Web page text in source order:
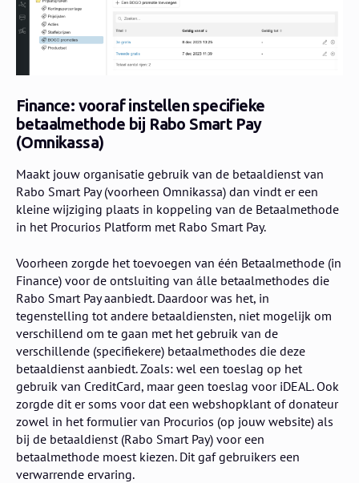
Finance: vooraf instellen specifieke
betaalmethode bij Rabo Smart Pay
(Omnikassa)
Maakt jouw organisatie gebruik van de betaaldienst van
Rabo Smart Pay (voorheen Omnikassa) dan vindt er een
kleine wijziging plaats in koppeling van de Betaalmethode
in het Procurios Platform met Rabo Smart Pay.
Voorheen zorgde het toevoegen van één Betaalmethode (in
Finance) voor de ontsluiting van álle betaalmethodes die
Rabo Smart Pay aanbiedt. Daardoor was het, in
tegenstelling tot andere betaaldiensten, niet mogelijk om
verschillend om te gaan met het gebruik van de
verschillende (specifiekere) betaalmethodes die deze
betaaldienst aanbiedt. Zoals: wel een toeslag op het
gebruik van CreditCard, maar geen toeslag voor iDEAL. Ook
zorgde dit er soms voor dat een webshopklant of donateur
zowel in het formulier van Procurios (op jouw website) als
bij de betaaldienst (Rabo Smart Pay) voor een
betaalmethode moest kiezen. Dit gaf gebruikers een
verwarrende ervaring.